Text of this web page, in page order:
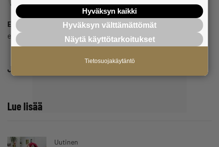
Eeva Pesonen
eeva.pesonen@yrittajat.fi
Jaa
Lue lisää
Uutinen
Hyväksyn kaikki
Hyväksyn välttämättömät
Näytä käyttötarkoitukset
Tietosuojakäytäntö